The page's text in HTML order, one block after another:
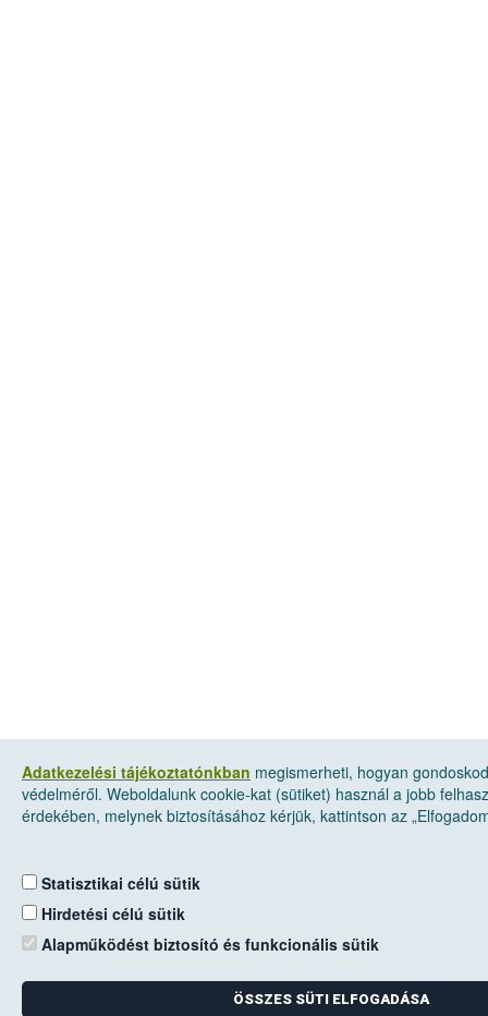
Adatkezelési tájékoztatónkban megismerheti, hogyan
védelméről. Weboldalunk cookie-kat (sütiket) használ a jobb
érdekében, melynek biztosításához kérjük, kattintson az
Statisztikai célú sütik
Hirdetési célú sütik
Alapműködést biztosító és funkcionális sütik
ÖSSZES SÜTI ELFOGADÁSA